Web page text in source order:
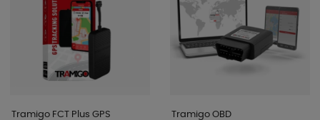
Tramigo FCT Plus GPS
Tramigo OBD